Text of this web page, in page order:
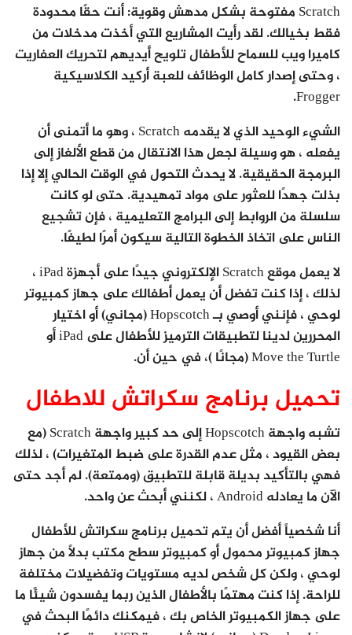
Scratch مفتوحة بشكل مدهش وقوية: أنت حقًا محدودة
فقط بخيالك. لقد رأيت المشاريع التي أخذت مدخلات من
كاميرا ويب للسماح للأطفال تلويح أيديهم لتحريك العفاريت
، وحتى إصدار كامل الوظائف للعبة أركيد الكلاسيكية
Frogger.
الشيء الوحيد الذي لا يقدمه Scratch ، وهو ما أتمنى أن
يفعله ، هو وسيلة لجعل هذا الانتقال من قطع الألغاز إلى
البرمجة الحقيقية. لا يحدث التحول في الوقت الحالي إلا إذا
بذلت جهدًا للعثور على مواد تمهيدية. حتى لو كانت
سلسلة من الروابط إلى البرامج التعليمية ، فإن تشجيع
الناس على اتخاذ الخطوة التالية سيكون أمرًا لطيفًا.
لا يعمل موقع Scratch الإلكتروني جيدًا على أجهزة iPad ،
لذلك ، إذا كنت تفضل أن يعمل أطفالك على جهاز كمبيوتر
لوحي ، فإنني أوصي بـ Hopscotch (مجاني) أو اختيار
المحررين لدينا لتطبيقات الترميز للأطفال على iPad أو
Move the Turtle (مجانًا )، في حين أن.
تحميل برنامج سكراتش للاطفال
تشبه واجهة Hopscotch إلى حد كبير واجهة Scratch (مع
بعض القيود ، مثل عدم القدرة على ضبط المتغيرات) ، لذلك
فهي بالتأكيد بديلة قابلة للتطبيق (وممتعة). لم أجد حتى
الآن ما يعادله Android ، لكنني أبحث عن واحد.
أنا شخصياً أفضل أن يتم تحميل برنامج سكراتش للأطفال
جهاز كمبيوتر محمول أو كمبيوتر سطح مكتب بدلاً من جهاز
لوحي ، ولكن كل شخص لديه مستويات وتفضيلات مختلفة
للراحة. إذا كنت مهتمًا بالأطفال الذين ربما يفسدون شيئًا ما
على جهاز الكمبيوتر الخاص بك ، فيمكنك دائمًا البحث في